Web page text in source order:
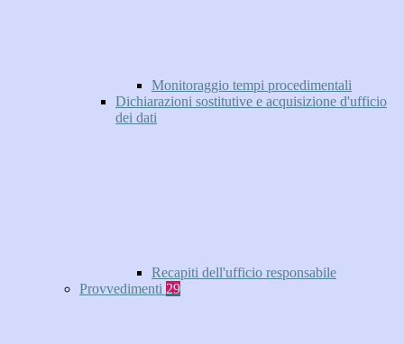
Monitoraggio tempi procedimentali
Dichiarazioni sostitutive e acquisizione d'ufficio
dei dati
Recapiti dell'ufficio responsabile
Provvedimenti 29